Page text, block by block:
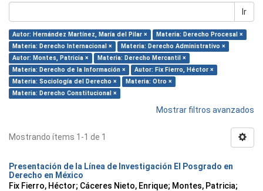
Ir
Autor: Hernández Martínez, María del Pilar ×
Materia: Derecho Procesal ×
Materia: Derecho Internacional ×
Materia: Derecho Administrativo ×
Autor: Montes, Patricia ×
Materia: Derecho Mercantil ×
Materia: Derecho de la Información ×
Autor: Fix Fierro, Héctor ×
Materia: Sociología del Derecho ×
Materia: Otro ×
Materia: Derecho Constitucional ×
Mostrar filtros avanzados
Mostrando ítems 1-1 de 1
Presentación de la Línea de Investigación El Posgrado en
Derecho en México
Fix Fierro, Héctor; Cáceres Nieto, Enrique; Montes, Patricia;